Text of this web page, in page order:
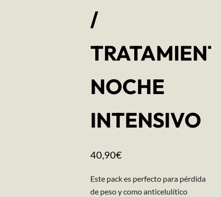
/
NOCHE
INTENSIVO
40,90€
Este pack es perfecto para pérdida
de peso y como anticelulítico